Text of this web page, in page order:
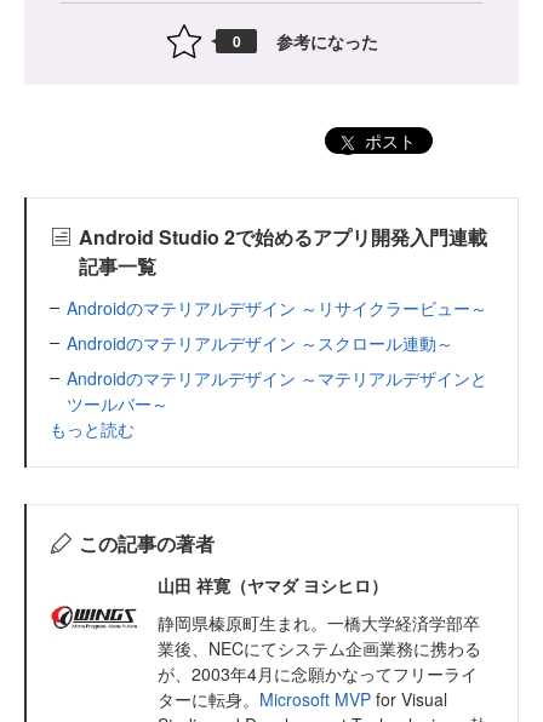
0 参考になった
ポスト
Android Studio 2で始めるアプリ開発入門連載
記事一覧
Androidのマテリアルデザイン ～リサイクラービュー～
Androidのマテリアルデザイン ～スクロール連動～
Androidのマテリアルデザイン ～マテリアルデザインと
ツールバー～
もっと読む
この記事の著者
山田 祥寛（ヤマダ ヨシヒロ）
静岡県榛原町生まれ。一橋大学経済学部卒
業後、NECにてシステム企画業務に携わる
が、2003年4月に念願かなってフリーライ
ターに転身。 Microsoft MVP for Visual